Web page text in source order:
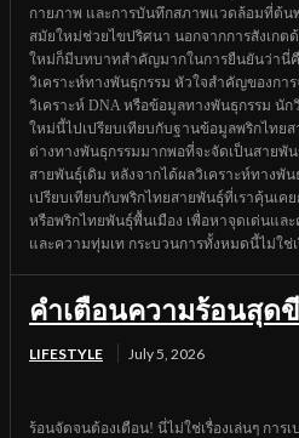
กายภาพ และการบันทึกสภาพแวดล้อมที่ต้น
สมัยใหม่ช่วยไขปริศนา นอกจากการสังเกต
ใหม่ก็มีบทบาทสำคัญมากในการยืนยันว่านี่
วิเคราะห์ทางพันธุกรรม หัวใจสำคัญของกา
วิเคราะห์ DNA หรือข้อมูลทางพันธุกรรม นั
ใหม่นี้ไปเปรียบเทียบกับฐานข้อมูลพริกไทย
ต่างทางพันธุกรรมมากพอที่จะจัดเป็นสายพั
สายพันธุ์เดิม หลังจากได้ผลวิเคราะห์ทางพั
เปรียบเทียบกับพริกไทยสายพันธุ์ที่เราคุ้นเค
หรือพริกไทยพันธุ์พื้นเมือง เพื่อหาจุดเด่นแล
และความทุ่มเท กระบวนการทั้งหมดนี้ไม่ใช่
คำเตือนความร้อนสุด
LIFESTYLE July 5, 2026
ร้อนจัดจนต้องเตือน! นี่ไม่ใช่เรื่องเล่นๆ กา